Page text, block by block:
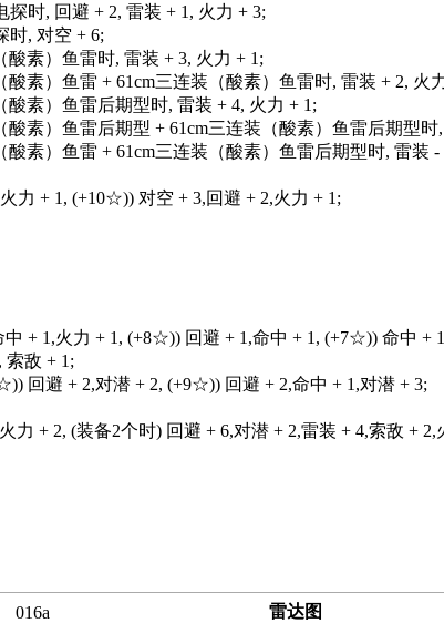
时, 回避 + 2, 雷装 + 1, 火力 + 3;
时, 对空 + 6;
酸素）鱼雷时, 雷装 + 3, 火力 + 1;
酸素）鱼雷 + 61cm三连装（酸素）鱼雷时, 雷装 + 2, 火
酸素）鱼雷后期型时, 雷装 + 4, 火力 + 1;
酸素）鱼雷后期型 + 61cm三连装（酸素）鱼雷后期型时
酸素）鱼雷 + 61cm三连装（酸素）鱼雷后期型时, 雷装 -
力 + 1, (+10☆)) 对空 + 3,回避 + 2,火力 + 1;
+ 1,火力 + 1, (+8☆)) 回避 + 1,命中 + 1, (+7☆)) 命中 +
索敌 + 1;
回避 + 2,对潜 + 2, (+9☆)) 回避 + 2,命中 + 1,对潜 + 3;
力 + 2, (装备2个时) 回避 + 6,对潜 + 2,雷装 + 4,索敌 + 2,
016a 雷达图